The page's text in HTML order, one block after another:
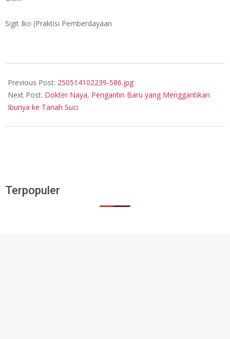
Sigit Iko (Praktisi Pemberdayaan
05-
14
Previous Post: 250514102239-586.jpg
Next Post: Dokter Naya, Pengantin Baru yang Menggantikan
Ibunya ke Tanah Suci
Terpopuler